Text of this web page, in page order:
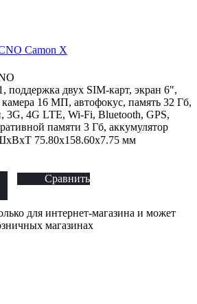
поддержка двух SIM-карт, экран 6",
16 МП, автофокус, память 32 Гб,
3G, 4G LTE, Wi-Fi, Bluetooth, GPS,
памяти 3 Гб, аккумулятор
75.80x158.60x7.75 мм
Сравнить
для интернет-магазина и может
магазинах